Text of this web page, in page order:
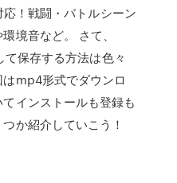
！戦闘・バトルシーン
境音など。 さて、
保存する方法は色々
mp4形式でダウンロ
インストールも登録も
か紹介していこう！